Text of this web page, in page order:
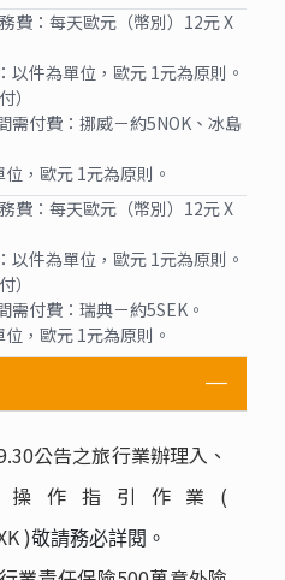
費：每天歐元（幣別）12元 X
以件為單位，歐元 1元為原則。
）
需付費：挪威－約5NOK、冰島
，歐元 1元為原則。
費：每天歐元（幣別）12元 X
以件為單位，歐元 1元為原則。
）
需付費：瑞典－約5SEK。
，歐元 1元為原則。
公告之旅行業辦理入、
操作指引作業(
)敬請務必詳閱。